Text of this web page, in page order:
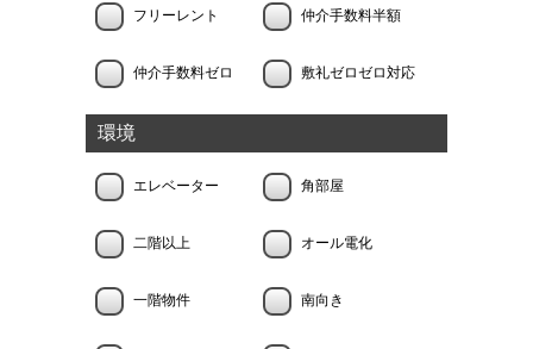
フリーレント 仲介手数料半額
仲介手数料ゼロ 敷礼ゼロゼロ対応
環境
エレベーター 角部屋
二階以上 オール電化
一階物件 南向き